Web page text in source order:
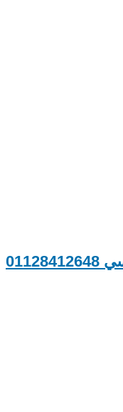
صيانة تكييفات كاريير في مراسي 01128412648